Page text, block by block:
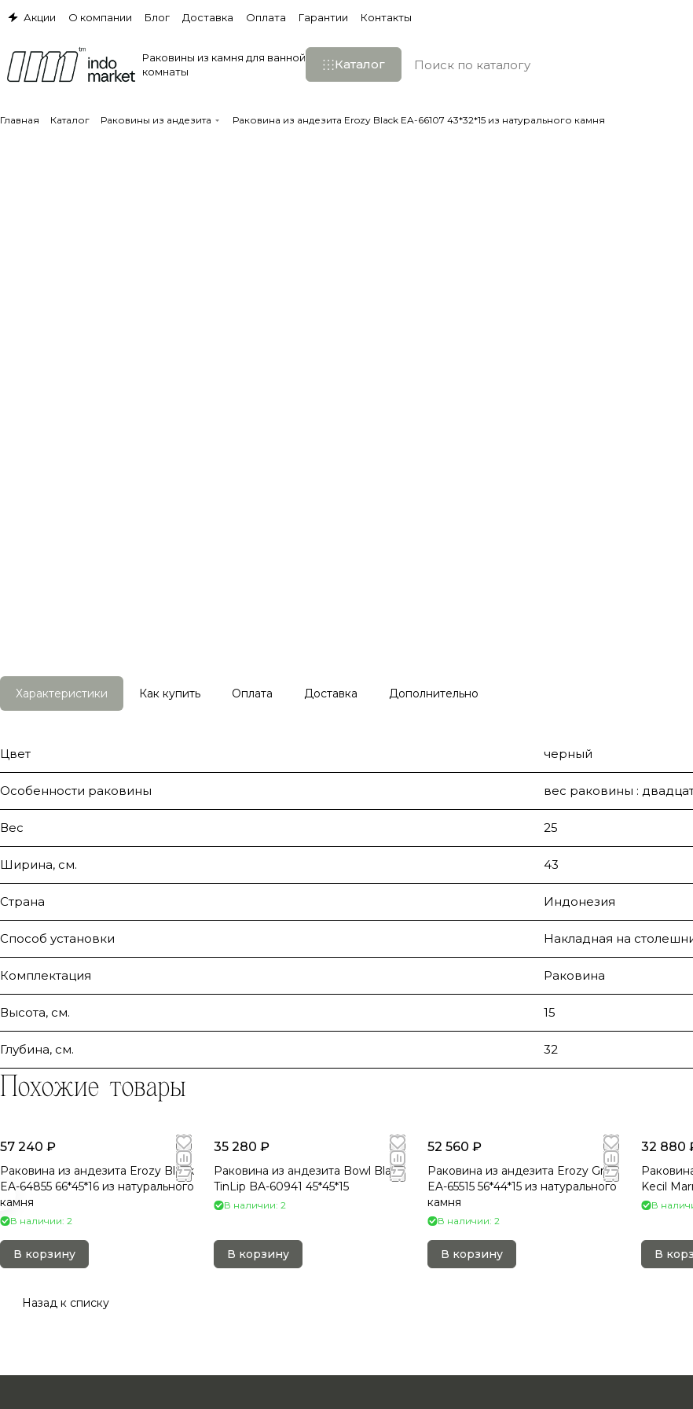
Акции О компании Блог Доставка Оплата Гарантии Контакты
Раковины из камня для ванной
комнаты
Каталог
Главная Каталог Раковины из андезита Раковина из андезита Erozy Black EA-66107 43*32*15 из натурального камня
Характеристики Как купить Оплата Доставка Дополнительно
Цвет черный
Особенности раковины вес раковины :
Вес 25
Ширина, см. 43
Страна Индонезия
Способ установки Накладная на
Комплектация Раковина
Высота, см. 15
Глубина, см. 32
Похожие товары
57 240 ₽
Раковина из андезита Erozy Black
EA-64855 66*45*16 из натурального
камня
В наличии: 2
В корзину
35 280 ₽
Раковина из андезита Bowl Black
TinLip BA-60941 45*45*15
В наличии: 2
В корзину
52 560 ₽
Раковина из андезита Erozy Grey
EA-65515 56*44*15 из натурального
камня
В наличии: 2
В корзину
32 880
Kecil
В
В
Назад к списку